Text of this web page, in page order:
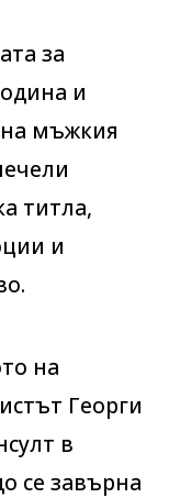
за
и
мъжкия
титла,
и
на
Георги
в
се завърна